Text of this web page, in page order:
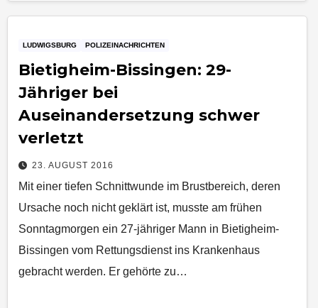
LUDWIGSBURG POLIZEINACHRICHTEN
​Bietigheim-Bissingen: 29-
Jähriger bei
Auseinandersetzung schwer
verletzt
23. AUGUST 2016
Mit einer tiefen Schnittwunde im Brustbereich, deren
Ursache noch nicht geklärt ist, musste am frühen
Sonntagmorgen ein 27-jähriger Mann in Bietigheim-
Bissingen vom Rettungsdienst ins Krankenhaus
gebracht werden. Er gehörte zu…